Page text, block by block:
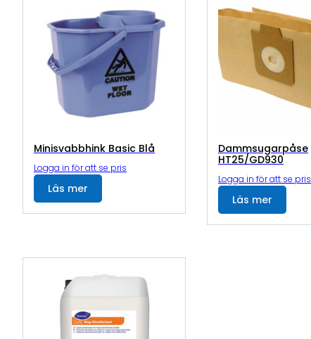
Minisvabbhink Basic Blå
Logga in för att se pris
Läs mer
Dammsugarpåse
HT25/GD930
Logga in för att se pris
Läs mer